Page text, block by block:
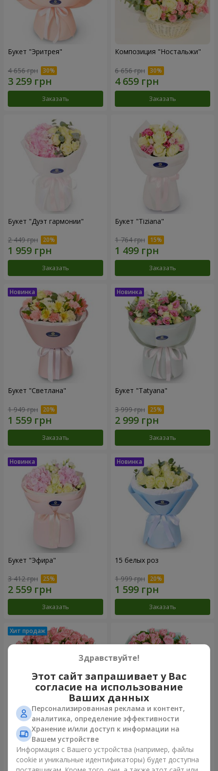
Букет "Эритрея"
4 656 грн
Заказать
Композиция "Ностальжи"
6 656 грн
Заказать
Букет "Дуэт гармонии"
2 449 грн
Заказать
Букет "Tiziana"
1 764 грн
Заказать
Букет "Светлана"
1 949 грн
Заказать
Букет "Tatyana"
3 999 грн
Заказать
Букет "Эфира"
3 412 грн
Заказать
15 белых роз
1 999 грн
Заказать
Цветы в коробке "Розовый
оазис"
2 749 грн
Композиция "Баллада о
маме"
2 249 грн
Здравствуйте!
Этот сайт запрашивает у Вас
согласие на использование
Ваших данных
Персонализированная реклама и контент,
аналитика, определение эффективности
Хранение и/или доступ к информации на
Вашем устройстве
Информация с Вашего устройства (например, файлы
cookie и уникальные идентификаторы) будет доступна